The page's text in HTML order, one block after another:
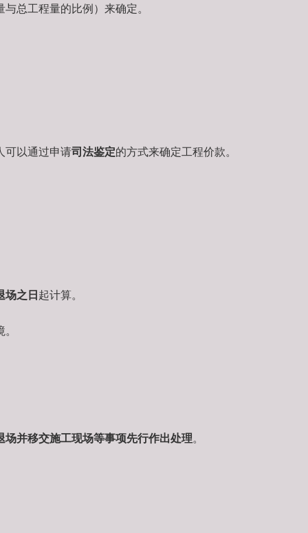
与总工程量的比例）来确定。
可以通过申请司法鉴定的方式来确定工程价款。
场之日 起计算。
场并移交施工现场等事项先行作出处理。